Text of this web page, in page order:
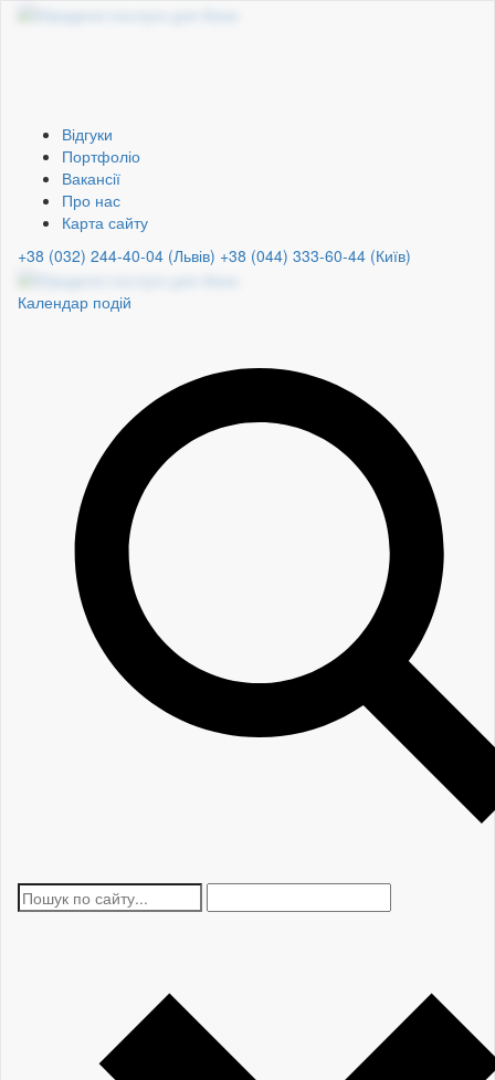
Відгуки
Портфоліо
Вакансії
Про нас
Карта сайту
+38 (032) 244-40-04 (Львів) +38 (044) 333-60-44 (Київ)
Календар подій